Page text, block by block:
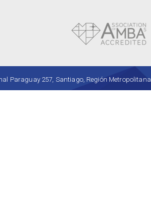
Paraguay 257, Santiago, Región Metropolitana